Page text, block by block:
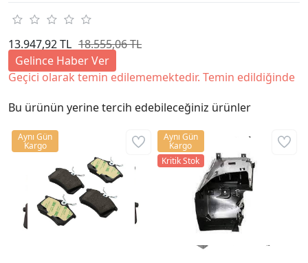
13.947,92 TL 18.555,06 TL
Gelince Haber Ver
Geçici olarak temin edilememektedir. Temin edildiğinde
Bu ürünün yerine tercih edebileceğiniz ürünler
Aynı Gün
Kargo
Aynı Gün
Kargo
Kritik Stok